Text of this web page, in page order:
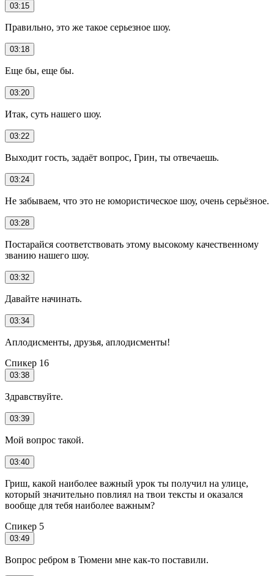
03:15
Правильно, это же такое серьезное шоу.
03:18
Еще бы, еще бы.
03:20
Итак, суть нашего шоу.
03:22
Выходит гость, задаёт вопрос, Грин, ты отвечаешь.
03:24
Не забываем, что это не юмористическое шоу, очень серьёзное.
03:28
Постарайся соответствовать этому высокому качественному
званию нашего шоу.
03:32
Давайте начинать.
03:34
Аплодисменты, друзья, аплодисменты!
Спикер 16
03:38
Здравствуйте.
03:39
Мой вопрос такой.
03:40
Гриш, какой наиболее важный урок ты получил на улице,
который значительно повлиял на твои тексты и оказался
вообще для тебя наиболее важным?
Спикер 5
03:49
Вопрос ребром в Тюмени мне как-то поставили.